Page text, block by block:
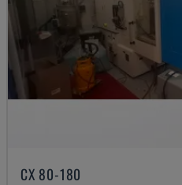
CX 80-180